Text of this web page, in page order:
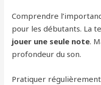
Comprendre
pour les débutants. La
jouer une seule note.
profondeur du son.
Pratiquer